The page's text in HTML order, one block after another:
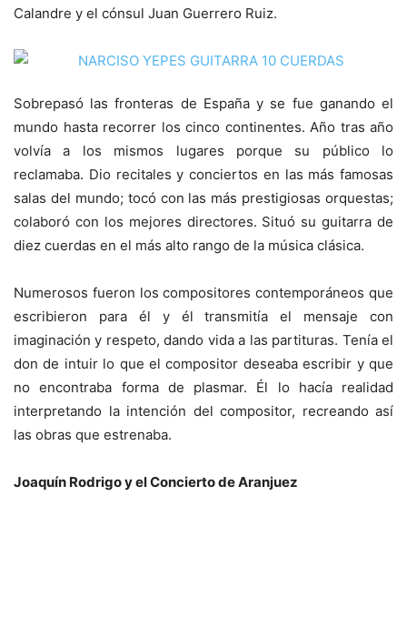
Calandre y el cónsul Juan Guerrero Ruiz.
Sobrepasó las fronteras de España y se fue ganando el
mundo hasta recorrer los cinco continentes. Año tras año
volvía a los mismos lugares porque su público lo
reclamaba. Dio recitales y conciertos en las más famosas
salas del mundo; tocó con las más prestigiosas orquestas;
colaboró con los mejores directores. Situó su guitarra de
diez cuerdas en el más alto rango de la música clásica.
Numerosos fueron los compositores contemporáneos que
escribieron para él y él transmitía el mensaje con
imaginación y respeto, dando vida a las partituras. Tenía el
don de intuir lo que el compositor deseaba escribir y que
no encontraba forma de plasmar. Él lo hacía realidad
interpretando la intención del compositor, recreando así
las obras que estrenaba.
Joaquín Rodrigo y el Concierto de Aranjuez